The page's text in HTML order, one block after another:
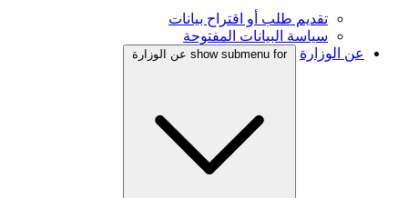
تقديم طلب أو اقتراح بيانات
سياسة البيانات المفتوحة
عن الوزارة
show submenu for عن الوزارة